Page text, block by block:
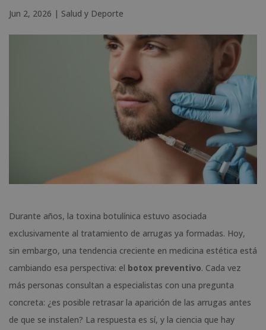
Jun 2, 2026 | Salud y Deporte
Durante años, la toxina botulínica estuvo asociada
exclusivamente al tratamiento de arrugas ya formadas. Hoy,
sin embargo, una tendencia creciente en medicina estética está
cambiando esa perspectiva: el botox preventivo. Cada vez
más personas consultan a especialistas con una pregunta
concreta: ¿es posible retrasar la aparición de las arrugas antes
de que se instalen? La respuesta es sí, y la ciencia que hay